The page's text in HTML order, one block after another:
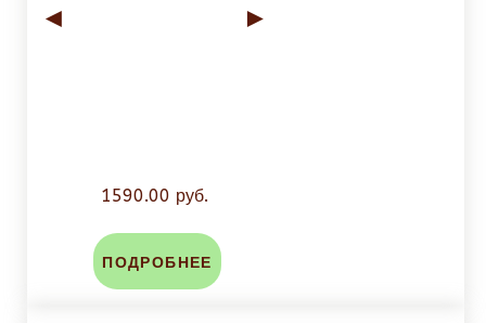
◄ ►
1590.00 руб.
ПОДРОБНЕЕ